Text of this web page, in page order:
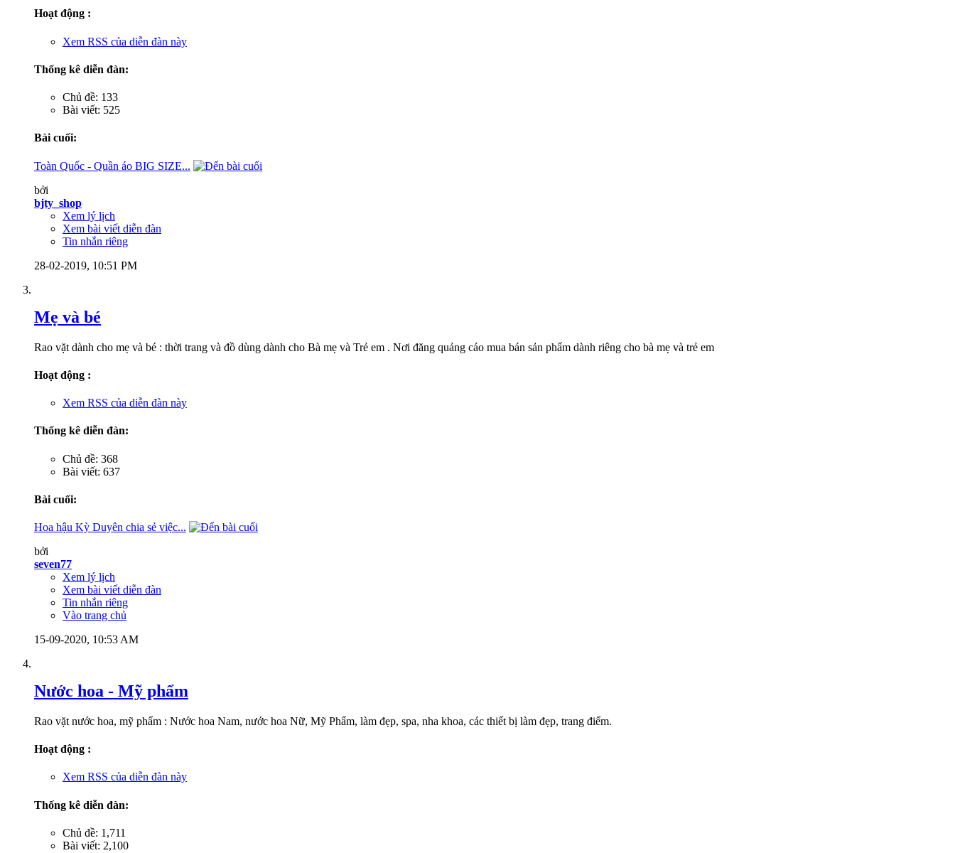
Hoạt động :
Xem RSS của diễn đàn này
Thống kê diễn đàn:
Chủ đề: 133
Bài viết: 525
Bài cuối:
Toàn Quốc - Quần áo BIG SIZE...
bởi
bjty_shop
Xem lý lịch
Xem bài viết diễn đàn
Tin nhắn riêng
28-02-2019, 10:51 PM
Mẹ và bé
Rao vặt dành cho mẹ và bé : thời trang và đồ dùng dành cho Bà mẹ và Trẻ em . Nơi đăng quảng cáo mua bán sản phẩm dành riêng cho bà mẹ và trẻ em
Hoạt động :
Xem RSS của diễn đàn này
Thống kê diễn đàn:
Chủ đề: 368
Bài viết: 637
Bài cuối:
Hoa hậu Kỳ Duyên chia sẻ việc...
bởi
seven77
Xem lý lịch
Xem bài viết diễn đàn
Tin nhắn riêng
Vào trang chủ
15-09-2020, 10:53 AM
Nước hoa - Mỹ phẩm
Rao vặt nước hoa, mỹ phẩm : Nước hoa Nam, nước hoa Nữ, Mỹ Phẩm, làm đẹp, spa, nha khoa, các thiết bị làm đẹp, trang điểm.
Hoạt động :
Xem RSS của diễn đàn này
Thống kê diễn đàn:
Chủ đề: 1,711
Bài viết: 2,100